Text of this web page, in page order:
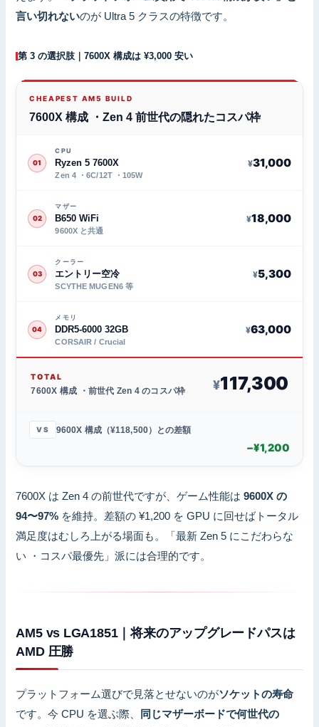
言い切れないのが Ultra 5 クラスの特徴です。
第 3 の選択肢｜7600X 構成は ¥3,000 安い
CHEAPEST AM5 BUILD
7600X 構成 ・Zen 4 前世代の隠れたコスパ枠
01
CPU
Ryzen 5 7600X
Zen 4 ・6C/12T ・105W
¥31,000
02
マザー
B650 WiFi
9600X と共通
¥18,000
03
クーラー
エントリー空冷
SCYTHE MUGEN6 等
¥5,300
04
メモリ
DDR5-6000 32GB
CORSAIR / Crucial
¥63,000
TOTAL
7600X 構成 ・前世代 Zen 4 のコスパ枠 ¥117,300
VS 9600X 構成（¥118,500）との差額
−¥1,200
7600X は Zen 4 の前世代ですが、ゲーム性能は9600X の
94〜97% を維持。差額の ¥1,200 を GPU に回せばトータル
満足度はむしろ上がる場面も。「最新 Zen 5 にこだわらな
い ・コスパ最優先」派には合理的です。
AM5 vs LGA1851｜将来のアップグレードパスは
AMD 圧勝
プラットフォーム選びで見落とせないのがソケットの寿命
です。今 CPU を選ぶ際、
同じマザーボードで何世代の